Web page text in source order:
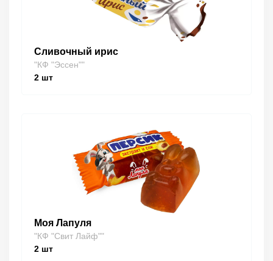
Сливочный ирис
"КФ "Эссен""
2 шт
Моя Лапуля
"КФ "Свит Лайф""
2 шт